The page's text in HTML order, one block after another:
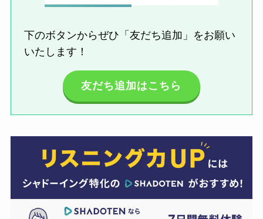
下のボタンからぜひ「友だち追加」をお願い
いたします！
友だち追加はこちら